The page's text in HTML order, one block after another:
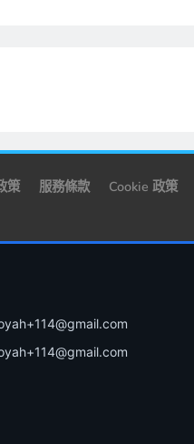
策 服務條款 Cookie 政策